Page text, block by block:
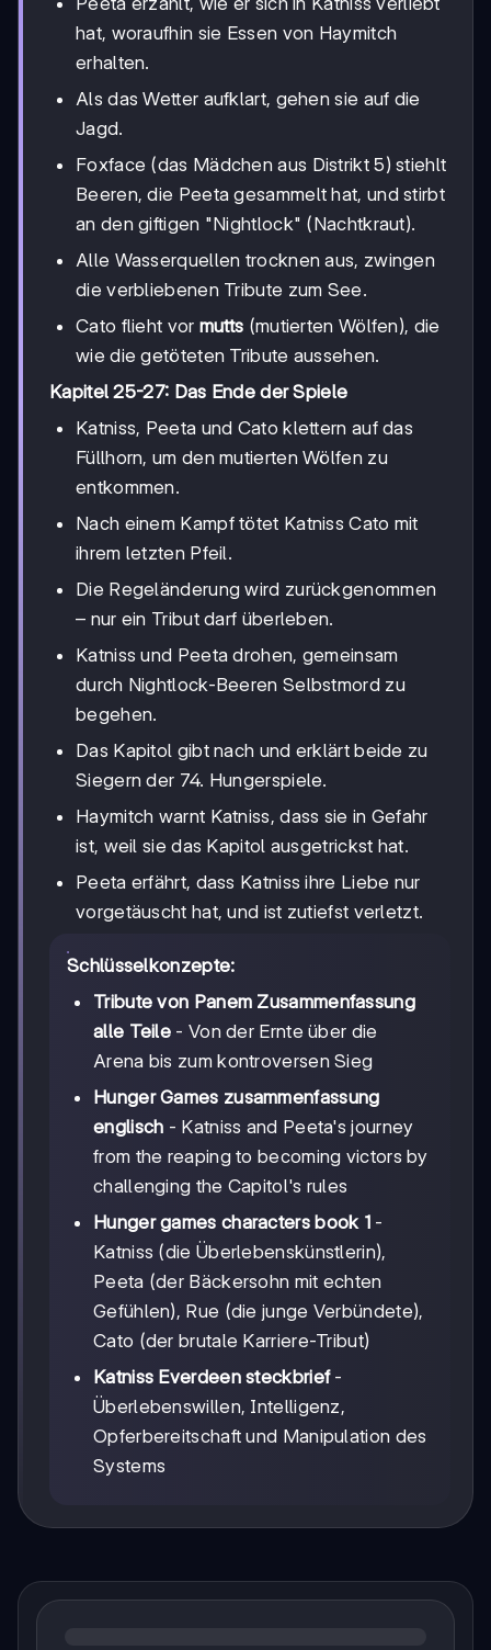
hat, woraufhin sie Essen von Haymitch
erhalten.
Als das Wetter aufklart, gehen sie auf die
Jagd.
Foxface (das Mädchen aus Distrikt 5) stiehlt
Beeren, die Peeta gesammelt hat, und stirbt
an den giftigen "Nightlock" (Nachtkraut).
Alle Wasserquellen trocknen aus, zwingen
die verbliebenen Tribute zum See.
Cato flieht vor mutts (mutierten Wölfen), die
wie die getöteten Tribute aussehen.
Kapitel 25-27: Das Ende der Spiele
Katniss, Peeta und Cato klettern auf das
Füllhorn, um den mutierten Wölfen zu
entkommen.
Nach einem Kampf tötet Katniss Cato mit
ihrem letzten Pfeil.
Die Regeländerung wird zurückgenommen
– nur ein Tribut darf überleben.
Katniss und Peeta drohen, gemeinsam
durch Nightlock-Beeren Selbstmord zu
begehen.
Das Kapitol gibt nach und erklärt beide zu
Siegern der 74. Hungerspiele.
Haymitch warnt Katniss, dass sie in Gefahr
ist, weil sie das Kapitol ausgetrickst hat.
Peeta erfährt, dass Katniss ihre Liebe nur
vorgetäuscht hat, und ist zutiefst verletzt.
Schlüsselkonzepte:
Tribute von Panem Zusammenfassung
alle Teile - Von der Ernte über die
Arena bis zum kontroversen Sieg
Hunger Games zusammenfassung
englisch - Katniss and Peeta's journey
from the reaping to becoming victors by
challenging the Capitol's rules
Hunger games characters book 1 -
Katniss (die Überlebenskünstlerin),
Peeta (der Bäckersohn mit echten
Gefühlen), Rue (die junge Verbündete),
Cato (der brutale Karriere-Tribut)
Katniss Everdeen steckbrief-
Überlebenswillen, Intelligenz,
Opferbereitschaft und Manipulation des
Systems